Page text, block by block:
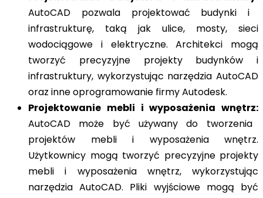
AutoCAD pozwala projektować budynki i
infrastrukturę, taką jak ulice, mosty, sieci
wodociągowe i elektryczne. Architekci mogą
tworzyć precyzyjne projekty budynków i
infrastruktury, wykorzystując narzędzia AutoCAD
oraz inne oprogramowanie firmy Autodesk.
Projektowanie mebli i wyposażenia wnętrz:
AutoCAD może być używany do tworzenia
projektów mebli i wyposażenia wnętrz.
Użytkownicy mogą tworzyć precyzyjne projekty
mebli i wyposażenia wnętrz, wykorzystując
narzędzia AutoCAD. Pliki wyjściowe mogą być